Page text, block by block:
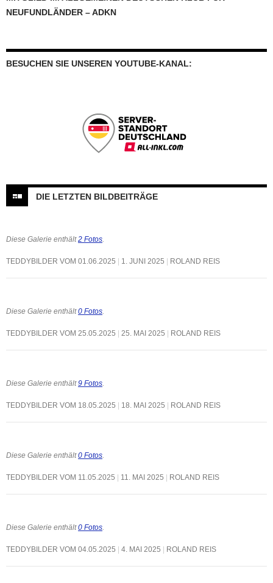
NEUFUNDLÄNDER – ADKN
BESUCHEN SIE UNSEREN YOUTUBE-KANAL:
DIE LETZTEN BILDBEITRÄGE
Diese Galerie enthält2 Fotos
TEDDYBILDER VOM 01.06.2025 1. JUNI 2025 ROLAND REIS
Diese Galerie enthält0 Fotos
TEDDYBILDER VOM 25.05.2025 25. MAI 2025 ROLAND REIS
Diese Galerie enthält9 Fotos
TEDDYBILDER VOM 18.05.2025 18. MAI 2025 ROLAND REIS
Diese Galerie enthält0 Fotos
TEDDYBILDER VOM 11.05.2025 11. MAI 2025 ROLAND REIS
Diese Galerie enthält0 Fotos
TEDDYBILDER VOM 04.05.2025 4. MAI 2025 ROLAND REIS